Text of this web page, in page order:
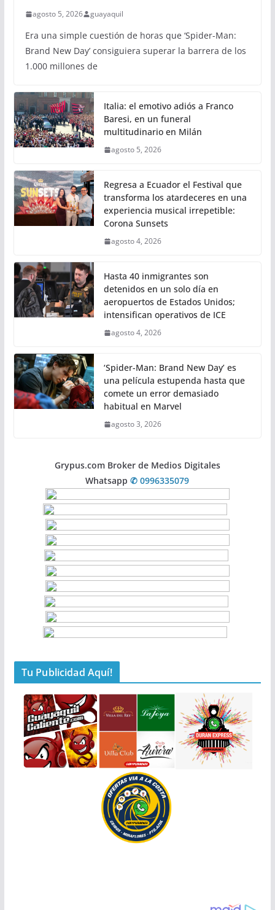
agosto 5, 2026 guayaquil
Era una simple cuestión de horas que ‘Spider-Man:
Brand New Day’ consiguiera superar la barrera de los
1.000 millones de
Italia: el emotivo adiós a Franco
Baresi, en un funeral
multitudinario en Milán
agosto 5, 2026
Regresa a Ecuador el Festival que
transforma los atardeceres en una
experiencia musical irrepetible:
Corona Sunsets
agosto 4, 2026
Hasta 40 inmigrantes son
detenidos en un solo día en
aeropuertos de Estados Unidos;
intensifican operativos de ICE
agosto 4, 2026
‘Spider-Man: Brand New Day’ es
una película estupenda hasta que
comete un error demasiado
habitual en Marvel
agosto 3, 2026
Grypus.com Broker de Medios Digitales
Whatsapp✆ 0996335079
Tu Publicidad Aquí!